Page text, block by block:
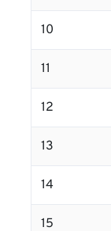
10
11
12
13
14
15